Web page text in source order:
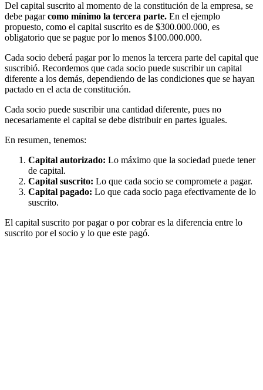
Del capital suscrito al momento de la constitución de la empresa, se
debe pagarcomo mínimo la tercera parte. En el ejemplo
propuesto, como el capital suscrito es de $300.000.000, es
obligatorio que se pague por lo menos $100.000.000.
Cada socio deberá pagar por lo menos la tercera parte del capital que
suscribió. Recordemos que cada socio puede suscribir un capital
diferente a los demás, dependiendo de las condiciones que se hayan
pactado en el acta de constitución.
Cada socio puede suscribir una cantidad diferente, pues no
necesariamente el capital se debe distribuir en partes iguales.
En resumen, tenemos:
Capital autorizado: Lo máximo que la sociedad puede tener
de capital.
Capital suscrito: Lo que cada socio se compromete a pagar.
Capital pagado: Lo que cada socio paga efectivamente de lo
suscrito.
El capital suscrito por pagar o por cobrar es la diferencia entre lo
suscrito por el socio y lo que este pagó.